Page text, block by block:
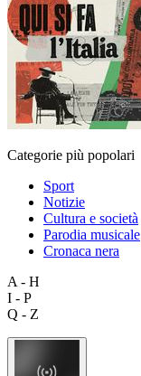
Categorie più popolari
Sport
Notizie
Cultura e società
Parodia musicale
Cronaca nera
A - H
I - P
Q - Z